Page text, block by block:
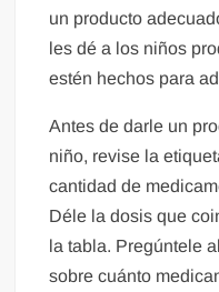
un producto
les dé a los niños
estén hechos para
Antes de darle un
niño, revise la
cantidad de
Déle la dosis que
la tabla. Pregúntele
sobre cuánto